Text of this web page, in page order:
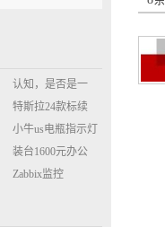
认知，是否是一
座大山？当架构
决策变成配置清
单比价
特斯拉24款标续
Model Y 2万公里
使用体验
小牛us电瓶指示灯
闪三次不上电
装台1600元办公
主机
Zabbix监控